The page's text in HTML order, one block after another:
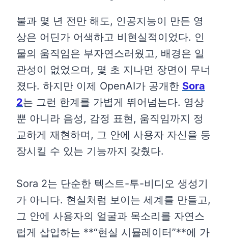
불과 몇 년 전만 해도, 인공지능이 만든 영
상은 어딘가 어색하고 비현실적이었다. 인
물의 움직임은 부자연스러웠고, 배경은 일
관성이 없었으며, 몇 초 지나면 장면이 무너
졌다. 하지만 이제 OpenAI가 공개한 Sora
2는 그런 한계를 가볍게 뛰어넘는다. 영상
뿐 아니라 음성, 감정 표현, 움직임까지 정
교하게 재현하며, 그 안에 사용자 자신을 등
장시킬 수 있는 기능까지 갖췄다.
Sora 2는 단순한 텍스트-투-비디오 생성기
가 아니다. 현실처럼 보이는 세계를 만들고,
그 안에 사용자의 얼굴과 목소리를 자연스
럽게 삽입하는 **“현실 시뮬레이터”**에 가